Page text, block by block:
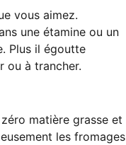
vous aimez.
une étamine ou un
Plus il égoutte
ou à trancher.
matière grasse et
les fromages